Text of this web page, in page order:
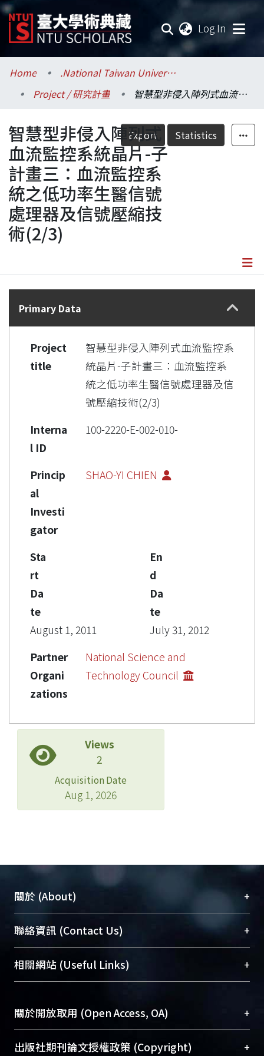
Log In
Communities & Collections
Research Outputs
Fundings & Projects
Researchers
Organizations
Statistics
Home
.National Taiwan University / 國立臺灣大學
Project / 研究計畫
智慧型非侵入陣列式血流監控系統晶片-子計畫三：血流監控系統之低功率生醫信號處理器及信號壓縮技術(2/3)
Export Statistics
智慧型非侵入陣列式
血流監控系統晶片-子
計畫三：血流監控系
統之低功率生醫信號
處理器及信號壓縮技
術(2/3)
Details
Primary Data
Project
title
智慧型非侵入陣列式血流監控系
統晶片-子計畫三：血流監控系
統之低功率生醫信號處理器及信
號壓縮技術(2/3)
Interna
l ID
100-2220-E-002-010-
Princip
al
Investi
gator
SHAO-YI CHIEN
Sta
rt
Da
te
August 1, 2011
En
d
Da
te
July 31, 2012
Partner
Organi
zations
National Science and
Technology Council
Views
2
Acquisition Date
Aug 1, 2026
關於 (About) +
臺大位居世界頂尖大學之列，為永久珍藏及向國際
展現本校豐碩的研究成果及學術能量，圖書館整合
機構典藏（NTUR）與學術庫（AH）不同功能平
台，成為臺大學術典藏NTU scholars。期能整合研
成果。
To permanently archive and promote researcher
profiles and scholarly works, Library integrates the
聯絡資訊 (Contact Us) +
總館學科館員(Main Library)
醫學圖書館學科館員(Medical Library)
Sciences Library)
相關網站 (Useful Links) +
關於開放取用 (Open Access, OA) +
開放取用是從使用者角度提升資訊取用性的社會運
出版社期刊論文授權政策 (Copyright) +